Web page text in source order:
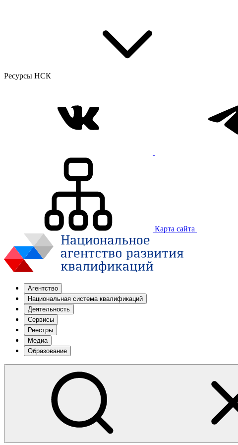
Ресурсы НСК
Карта сайта
Агентство
Национальная система квалификаций
Деятельность
Сервисы
Реестры
Медиа
Образование